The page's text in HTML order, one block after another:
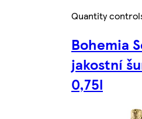
Quantity
Bohemia
jakostní
0,75l